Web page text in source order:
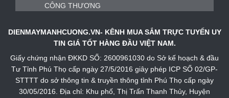
DIENMAYMANHCUONG.VN- KÊNH MUA SẮM TRỰC TUYẾN UY
TIN GIÁ TỐT HÀNG ĐẦU VIỆT NAM.
Giấy chứng nhận ĐKKD SỐ: 2600961030 do Sở kế hoạch & đầu
Tư Tỉnh Phú Thọ cấp ngày 27/5/2016 giây phép ICP SỐ 02/GP-
STTTT do sở thông tin & truyền thông tỉnh Phú Thọ cấp ngày
30/05/2016. Địa chỉ: Khu phố, Thị Trấn Thanh Thủy, Huyện